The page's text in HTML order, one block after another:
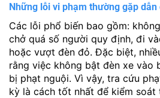
Những lỗi vi phạm thường gặp
Các lỗi phổ biến bao gồm:
chở quá số người quy định, đi
hoặc vượt đèn đỏ. Đặc biệt,
rằng việc không bật đèn xe vào
bị phạt nguội. Vì vậy, tra cứu
kỳ là cách tốt nhất để kiểm soát